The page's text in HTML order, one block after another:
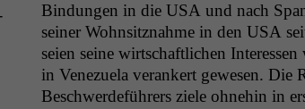
Bindun­gen in die USA und nach
sein­er Wohn­sitz­nahme in den USA
seien seine wirtschaftlichen Inter­essen
in Venezuela ver­ankert gewe­sen. Die
Beschw­erde­führers ziele ohne­hin in